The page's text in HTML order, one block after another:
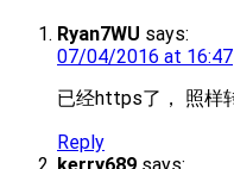
Ryan7WU says:
07/04/2016 at 16:47
已经https了， 照样
Reply
kerry689 says: